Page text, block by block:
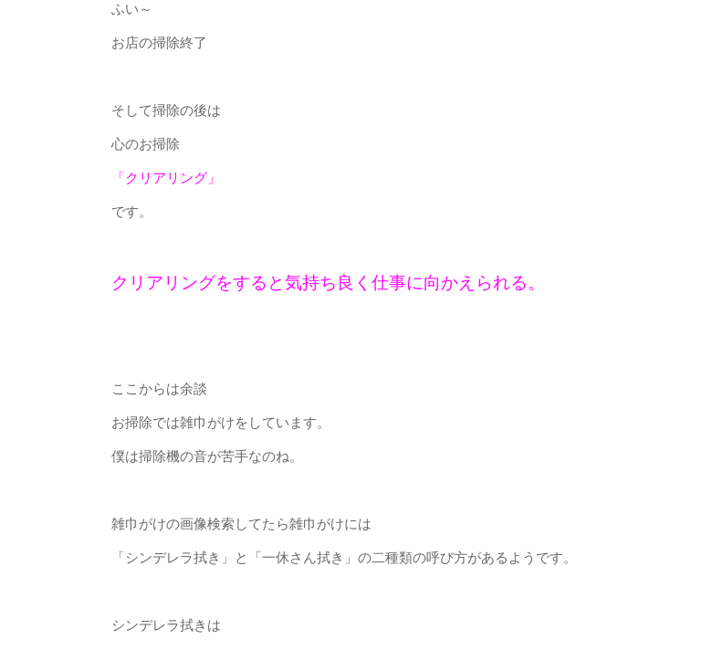
ふい～
お店の掃除終了
そして掃除の後は
心のお掃除
「クリアリング」
です。
クリアリングをすると気持ち良く仕事に向かえられる。
ここからは余談
お掃除では雑巾がけをしています。
僕は掃除機の音が苦手なのね。
雑巾がけの画像検索してたら雑巾がけには
「シンデレラ拭き」と「一休さん拭き」の二種類の呼び方があるようです。
シンデレラ拭きは